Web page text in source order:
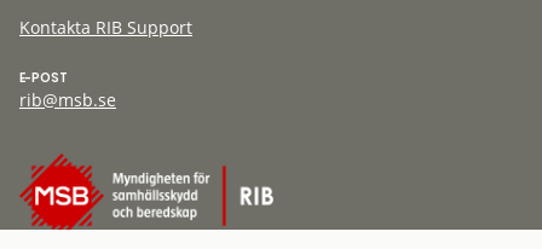
Kontakta RIB Support
E-POST
rib@msb.se